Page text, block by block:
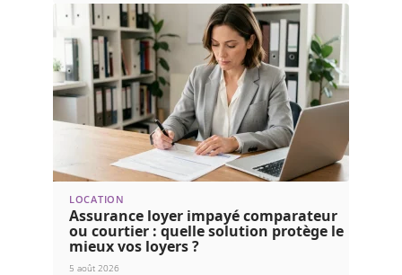
LOCATION
Assurance loyer impayé comparateur
ou courtier : quelle solution protège le
mieux vos loyers ?
5 août 2026